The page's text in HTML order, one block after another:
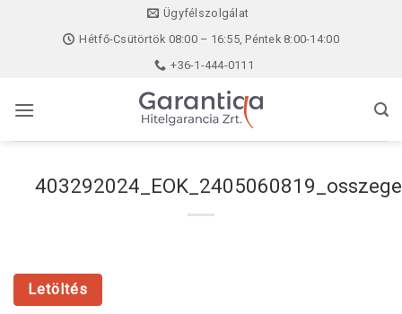
Ügyfélszolgálat
Hétfő-Csütörtök 08:00 – 16:55, Péntek 8:00-14:00
+36-1-444-0111
Letöltés